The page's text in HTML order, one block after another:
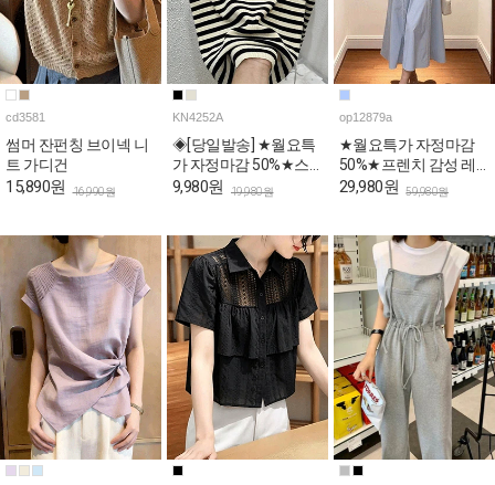
cd3581
썸머 잔펀칭 브이넥 니
트 가디건
15,890원 16,990원
KN4252A
◈[당일발송] ★월요특
가 자정마감 50%★스
트라이프 민소매 여름
9,980원 19,980원
op12879a
★월요특가 자정마감
50%★프렌치 감성 레
이스 민소매 원피스
29,980원 59,980원